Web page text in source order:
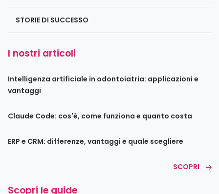
STORIE DI SUCCESSO
I nostri articoli
Intelligenza artificiale in odontoiatria: applicazioni e
vantaggi
Claude Code: cos'è, come funziona e quanto costa
ERP e CRM: differenze, vantaggi e quale scegliere
SCOPRI
Scopri le guide